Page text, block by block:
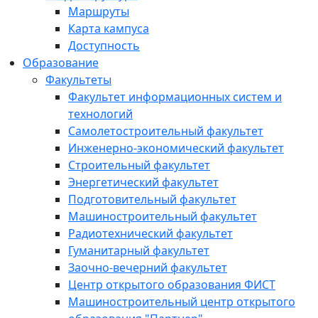
Маршруты
Карта кампуса
Доступность
Образование
Факультеты
Факультет информационных систем и
технологий
Самолетостроительный факультет
Инженерно-экономический факультет
Строительный факультет
Энергетический факультет
Подготовительный факультет
Машиностроительный факультет
Радиотехнический факультет
Гуманитарный факультет
Заочно-вечерний факультет
Центр открытого образования ФИСТ
Машиностроительный центр открытого